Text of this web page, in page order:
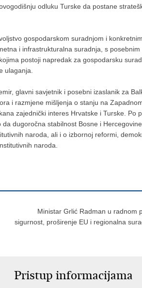
odluku Turske da postane
gospodarskom suradnjom i
i infrastrukturalna suradnja, s posebnim
postoji napredak za gospodarsku
ulaganja.
glavni savjetnik i posebni izaslanik za
i razmjene mišljenja o stanju na
zajednički interes Hrvatske i Turske. Po
dugoročna stabilnost Bosne i
naroda, ali i o izbornoj reformi,
naroda.
Ministar Grlić Radman u radnom
sigurnost, proširenje EU i regionalna
Pristup informacijama